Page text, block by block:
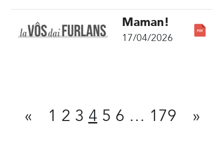
Maman!
17/04/2026
« 1 2 3 4 5 6 … 179 »